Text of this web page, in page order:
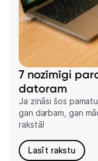
7 nozīmīgi
datoram
Ja zināsi šos
gan darbam, gan
rakstā!
Lasīt rakstu